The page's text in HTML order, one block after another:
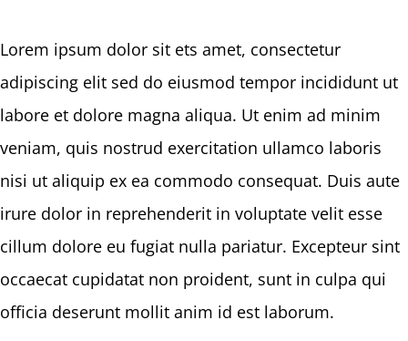
Lorem ipsum dolor sit ets amet, consectetur
adipiscing elit sed do eiusmod tempor incididunt ut
labore et dolore magna aliqua. Ut enim ad minim
veniam, quis nostrud exercitation ullamco laboris
nisi ut aliquip ex ea commodo consequat. Duis aute
irure dolor in reprehenderit in voluptate velit esse
cillum dolore eu fugiat nulla pariatur. Excepteur sint
occaecat cupidatat non proident, sunt in culpa qui
officia deserunt mollit anim id est laborum.